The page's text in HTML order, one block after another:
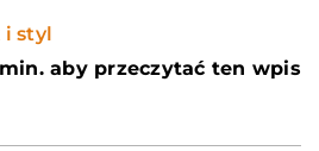
i styl
aby przeczytać ten wpis